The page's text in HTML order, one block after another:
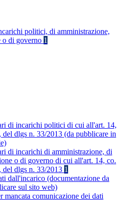
politici, di amministrazione,
o di governo 1
di incarichi politici di cui all'art. 14,
del dlgs n. 33/2013 (da pubblicare in
di incarichi di amministrazione, di
o di governo di cui all'art. 14, co.
del dlgs n. 33/2013 1
dall'incarico (documentazione da
sul sito web)
mancata comunicazione dei dati